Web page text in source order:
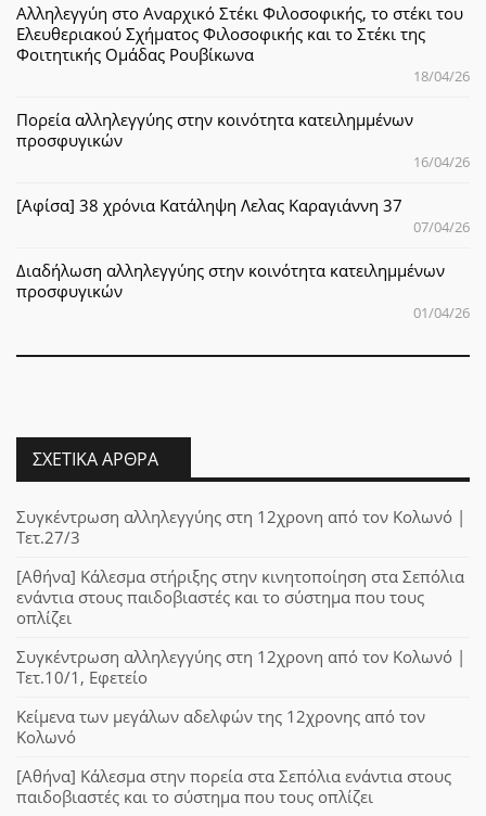
Αλληλεγγύη στο Αναρχικό Στέκι Φιλοσοφικής, το στέκι του
Ελευθεριακού Σχήματος Φιλοσοφικής και το Στέκι της
Φοιτητικής Ομάδας Ρουβίκωνα
18/04/26
Πορεία αλληλεγγύης στην κοινότητα κατειλημμένων
προσφυγικών
16/04/26
[Αφίσα] 38 χρόνια Κατάληψη Λελας Καραγιάννη 37
07/04/26
Διαδήλωση αλληλεγγύης στην κοινότητα κατειλημμένων
προσφυγικών
01/04/26
ΣΧΕΤΙΚΆ ΆΡΘΡΑ
Συγκέντρωση αλληλεγγύης στη 12χρονη από τον Κολωνό |
Τετ.27/3
[Αθήνα] Κάλεσμα στήριξης στην κινητοποίηση στα Σεπόλια
ενάντια στους παιδοβιαστές και το σύστημα που τους
οπλίζει
Συγκέντρωση αλληλεγγύης στη 12χρονη από τον Κολωνό |
Τετ.10/1, Εφετείο
Κείμενα των μεγάλων αδελφών της 12χρονης από τον
Κολωνό
[Αθήνα] Κάλεσμα στην πορεία στα Σεπόλια ενάντια στους
παιδοβιαστές και το σύστημα που τους οπλίζει